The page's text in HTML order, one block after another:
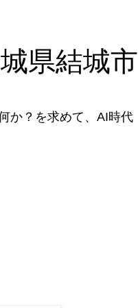
県結城市
か？を求めて、AI時代